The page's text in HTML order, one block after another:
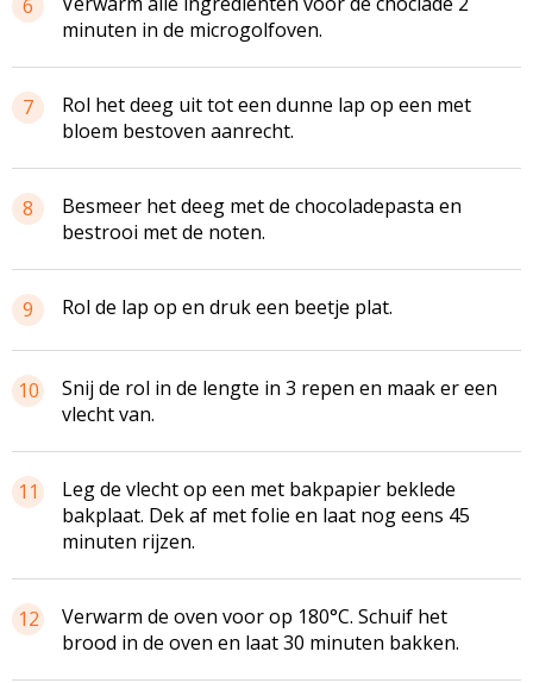
6
minuten in de microgolfoven.
7
Rol het deeg uit tot een dunne lap op een met
bloem bestoven aanrecht.
8
Besmeer het deeg met de chocoladepasta en
bestrooi met de noten.
9 Rol de lap op en druk een beetje plat.
10
Snij de rol in de lengte in 3 repen en maak er een
vlecht van.
11
Leg de vlecht op een met bakpapier beklede
bakplaat. Dek af met folie en laat nog eens 45
minuten rijzen.
12
Verwarm de oven voor op 180°C. Schuif het
brood in de oven en laat 30 minuten bakken.